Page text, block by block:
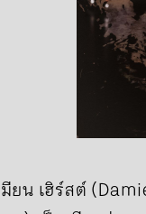
ยน เฮิร์สต์